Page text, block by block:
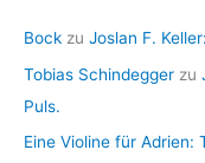
Bock zu Joslan F.
Tobias Schindegger zu
Puls.
Eine Violine für Adrien: